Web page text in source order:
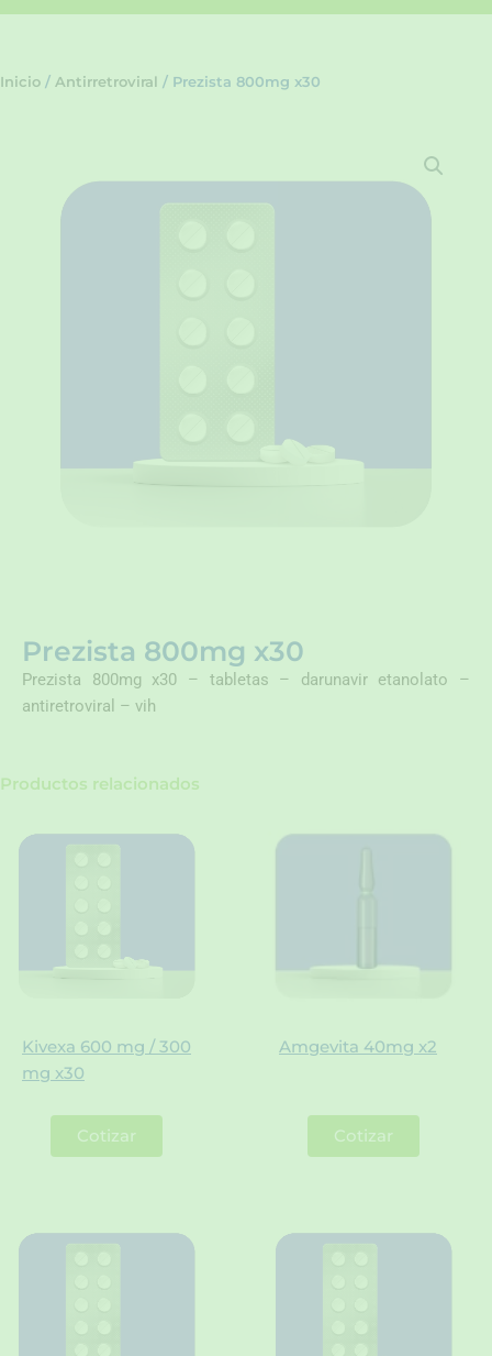
Inicio / Antirretroviral / Prezista 800mg x30
Prezista 800mg x30
Prezista 800mg x30 – tabletas – darunavir etanolato –
antiretroviral – vih
Productos relacionados
Kivexa 600 mg / 300
mg x30
Cotizar
Amgevita 40mg x2
Cotizar